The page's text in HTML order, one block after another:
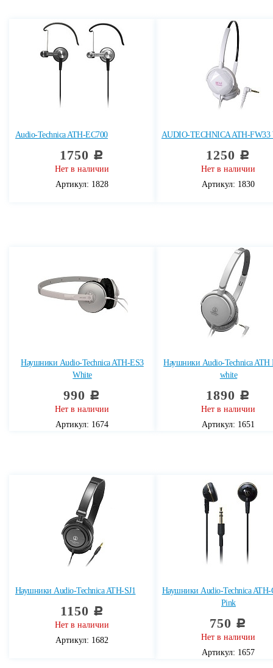
Audio-Technica ATH-EC700
1750 c
Нет в наличии
Артикул: 1828
AUDIO-TECHNICA ATH-FW33
1250 c
Нет в наличии
Артикул: 1830
Наушники Audio-Technica ATH-ES3
White
990 c
Нет в наличии
Артикул: 1674
Наушники Audio-Technica ATH
white
1890 c
Нет в наличии
Артикул: 1651
Наушники Audio-Technica ATH-SJ1
1150 c
Нет в наличии
Артикул: 1682
Наушники Audio-Technica ATH-
Pink
750 c
Нет в наличии
Артикул: 1657